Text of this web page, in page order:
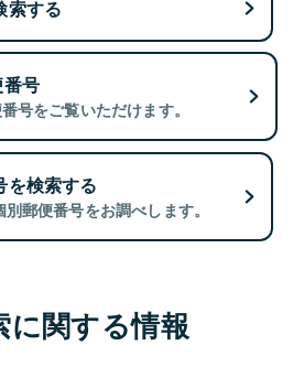
索する
号
号をご覧いただけます。
を検索する
郵便番号をお調べします。
に関する情報